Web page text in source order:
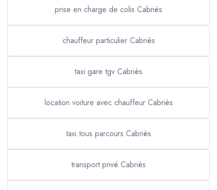
prise en charge de colis Cabriès
chauffeur particulier Cabriès
taxi gare tgv Cabriès
location voiture avec chauffeur Cabriès
taxi tous parcours Cabriès
transport privé Cabriès